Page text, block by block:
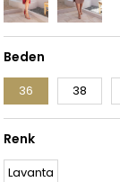
Beden
36 38
Renk
Lavanta